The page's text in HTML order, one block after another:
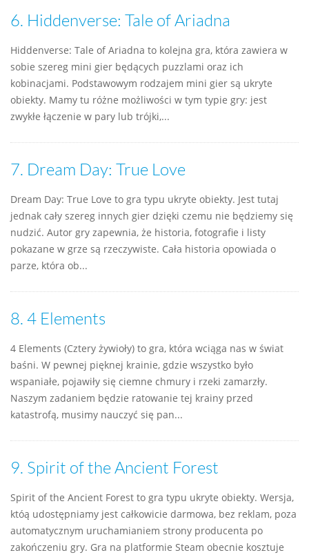
6. Hiddenverse: Tale of Ariadna
Hiddenverse: Tale of Ariadna to kolejna gra, która zawiera w
sobie szereg mini gier będących puzzlami oraz ich
kobinacjami. Podstawowym rodzajem mini gier są ukryte
obiekty. Mamy tu różne możliwości w tym typie gry: jest
zwykłe łączenie w pary lub trójki,...
7. Dream Day: True Love
Dream Day: True Love to gra typu ukryte obiekty. Jest tutaj
jednak cały szereg innych gier dzięki czemu nie będziemy się
nudzić. Autor gry zapewnia, że historia, fotografie i listy
pokazane w grze są rzeczywiste. Cała historia opowiada o
parze, która ob...
8. 4 Elements
4 Elements (Cztery żywioły) to gra, która wciąga nas w świat
baśni. W pewnej pięknej krainie, gdzie wszystko było
wspaniałe, pojawiły się ciemne chmury i rzeki zamarzły.
Naszym zadaniem będzie ratowanie tej krainy przed
katastrofą, musimy nauczyć się pan...
9. Spirit of the Ancient Forest
Spirit of the Ancient Forest to gra typu ukryte obiekty. Wersja,
któą udostępniamy jest całkowicie darmowa, bez reklam, poza
automatycznym uruchamianiem strony producenta po
zakończeniu gry. Gra na platformie Steam obecnie kosztuje